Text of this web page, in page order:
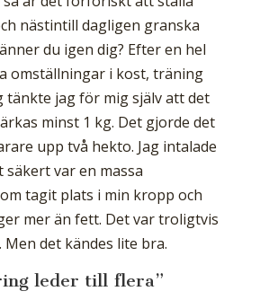
nästintill dagligen granska
du igen dig? Efter en hel
omställningar i kost, träning
tänkte jag för mig själv att det
minst 1 kg. Det gjorde det
upp två hekto. Jag intalade
säkert var en massa
tagit plats i min kropp och
mer än fett. Det var troligtvis
det kändes lite bra.
leder till flera”